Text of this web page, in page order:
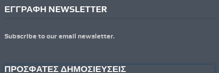
ΕΓΓΡΑΦΗ NEWSLETTER
Subscribe to our email newsletter.
ΠΡΟΣΦΑΤΕΣ ΔΗΜΟΣΙΕΥΣΕΙΣ